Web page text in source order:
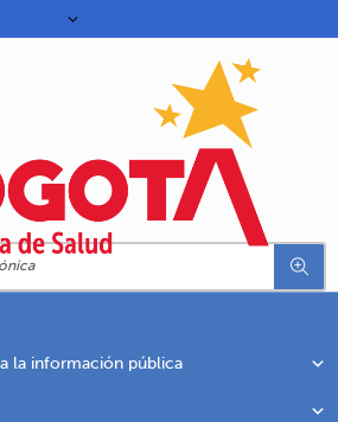
a la información pública